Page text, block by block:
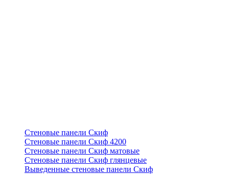
Стеновые панели Скиф
Стеновые панели Скиф 4200
Стеновые панели Скиф матовые
Стеновые панели Скиф глянцевые
Выведенные стеновые панели Скиф